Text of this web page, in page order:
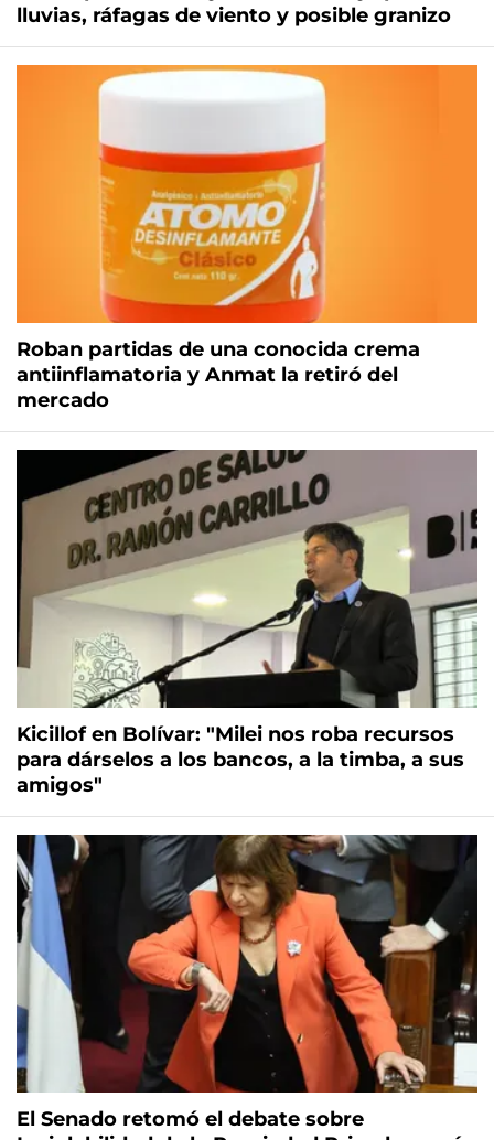
lluvias, ráfagas de viento y posible granizo
Roban partidas de una conocida crema
antiinflamatoria y Anmat la retiró del
mercado
Kicillof en Bolívar: "Milei nos roba recursos
para dárselos a los bancos, a la timba, a sus
amigos"
El Senado retomó el debate sobre